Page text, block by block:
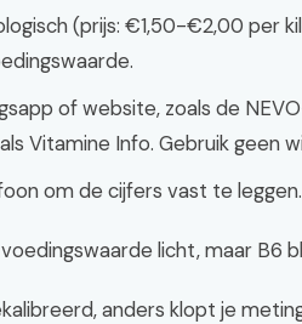
(prijs: €1,50-€2,00 per
of website, zoals de
Vitamine Info. Gebruik geen
om de cijfers vast te
licht, maar B6
anders klopt je